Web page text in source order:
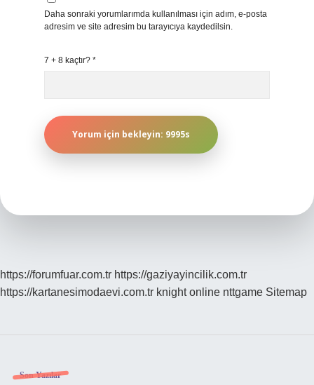
Daha sonraki yorumlarımda kullanılması için adım, e-posta
adresim ve site adresim bu tarayıcıya kaydedilsin.
7 + 8 kaçtır? *
https://forumfuar.com.tr https://gaziyayincilik.com.tr
https://kartanesimodaevi.com.tr knight online nttgame Sitemap
Son Yazılar